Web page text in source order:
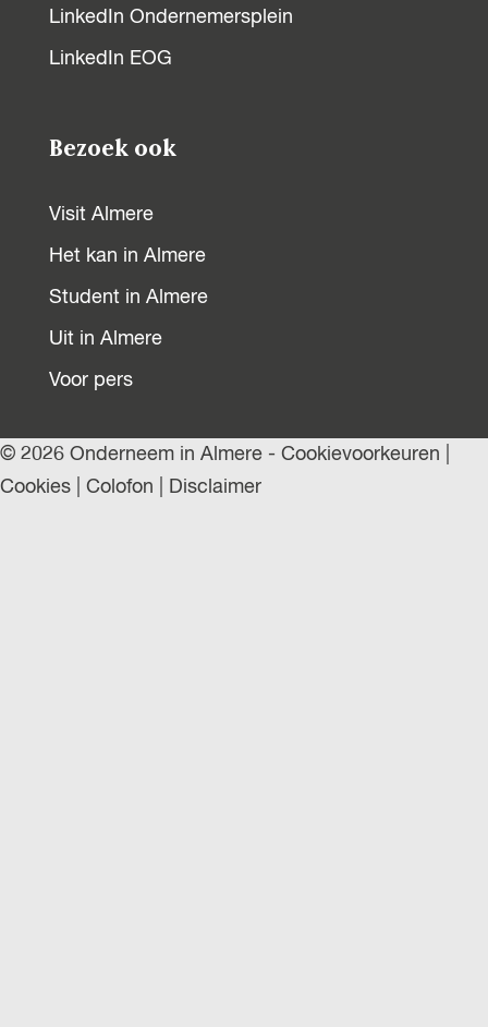
LinkedIn Ondernemersplein
LinkedIn EOG
Bezoek ook
Visit Almere
Het kan in Almere
Student in Almere
Uit in Almere
Voor pers
© 2026 Onderneem in Almere - Cookievoorkeuren
Cookies
Colofon Disclaimer